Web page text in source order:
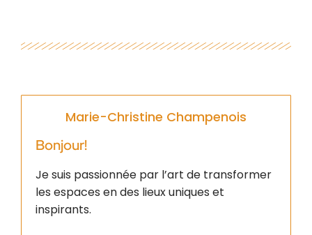
Marie-Christine Champenois
Bonjour!
Je suis passionnée par l’art de transformer
les espaces en des lieux uniques et
inspirants.